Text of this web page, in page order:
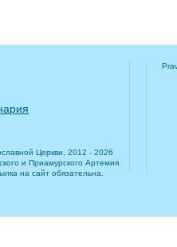
Церкви, 2012 - 2026
и Приамурского Артемия.
на сайт обязательна.